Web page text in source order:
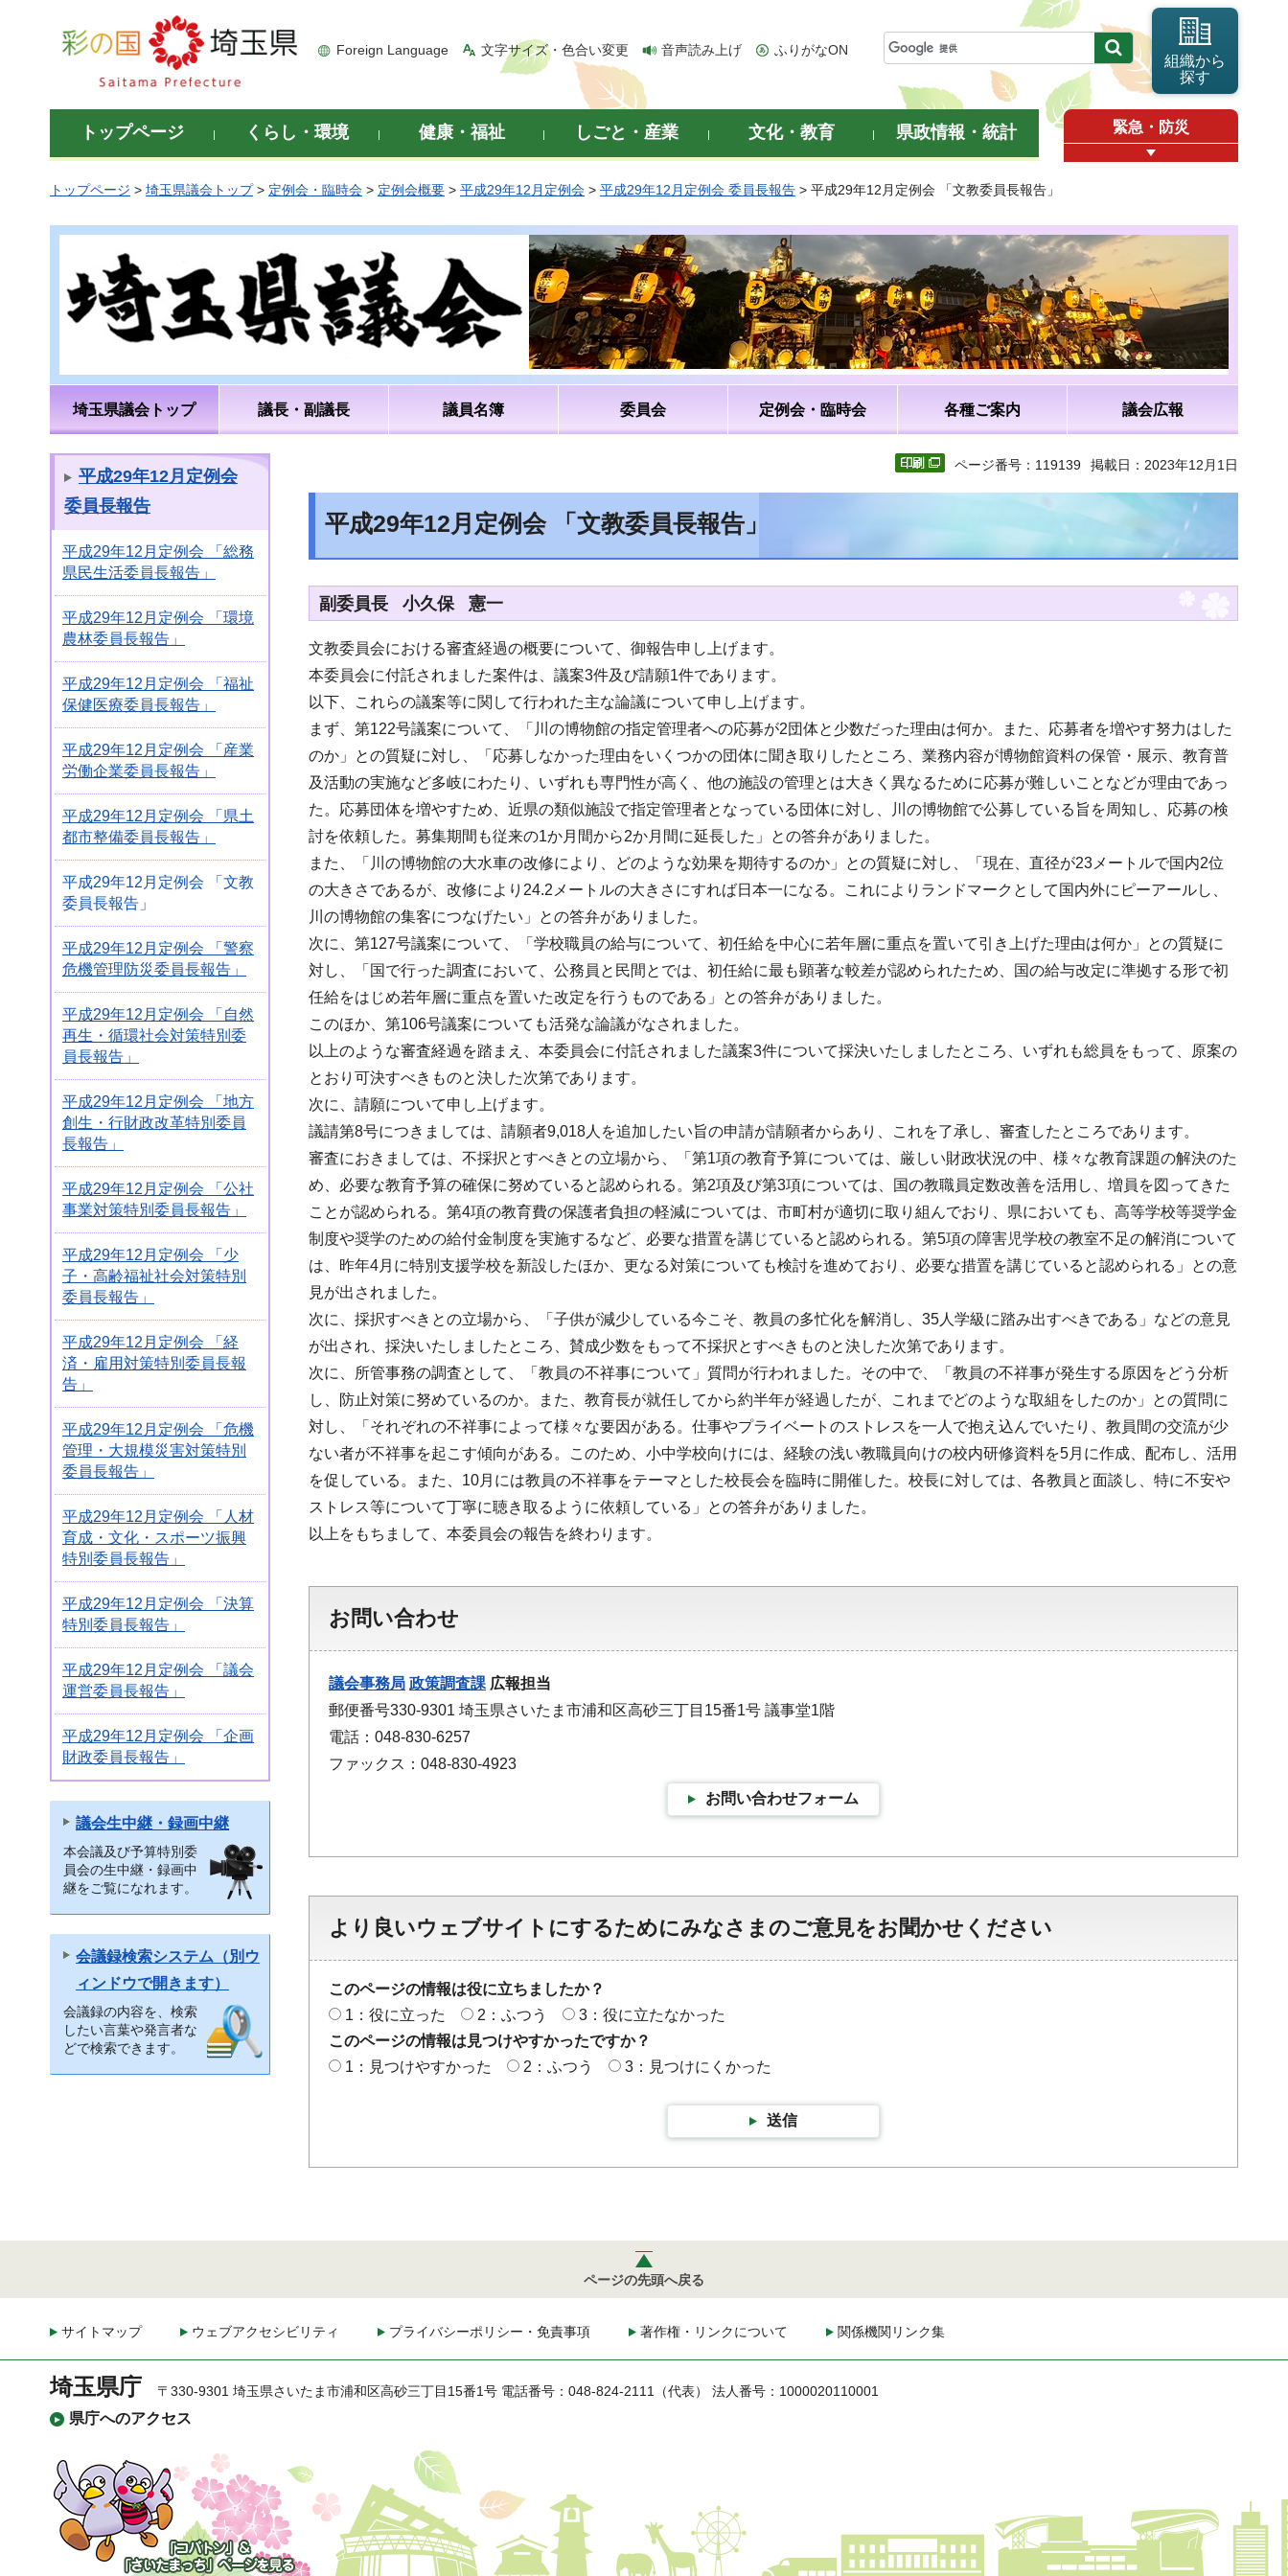
彩の国 埼玉県
Foreign Language 文字サイズ・色合い変更 音声読み上げ ふりがなON
組織から
探す
トップページ くらし・環境 健康・福祉 しごと・産業 文化・教育 県政情報・統計 緊急・防災
トップページ > 埼玉県議会トップ> 定例会・臨時会 > 定例会概要 > 平成29年12月定例会 > 平成29年12月定例会 委員長報告 > 平成29年12月定例会 「文教委員長報告」
埼玉県議会トップ 議長・副議長 議員名簿 委員会 定例会・臨時会 各種ご案内 議会広報
平成29年12月定例会
委員長報告
平成29年12月定例会 「総務
県民生活委員長報告」
平成29年12月定例会 「環境
農林委員長報告」
平成29年12月定例会 「福祉
保健医療委員長報告」
平成29年12月定例会 「産業
労働企業委員長報告」
平成29年12月定例会 「県土
都市整備委員長報告」
平成29年12月定例会 「文教
委員長報告」
平成29年12月定例会 「警察
危機管理防災委員長報告」
平成29年12月定例会 「自然
再生・循環社会対策特別委
員長報告」
平成29年12月定例会 「地方
創生・行財政改革特別委員
長報告」
平成29年12月定例会 「公社
事業対策特別委員長報告」
平成29年12月定例会 「少
子・高齢福祉社会対策特別
委員長報告」
平成29年12月定例会 「経
済・雇用対策特別委員長報
告」
平成29年12月定例会 「危機
管理・大規模災害対策特別
委員長報告」
平成29年12月定例会 「人材
育成・文化・スポーツ振興
特別委員長報告」
平成29年12月定例会 「決算
特別委員長報告」
平成29年12月定例会 「議会
運営委員長報告」
平成29年12月定例会 「企画
財政委員長報告」
議会生中継・録画中継
本会議及び予算特別委
員会の生中継・録画中
継をご覧になれます。
会議録検索システム（別ウ
ィンドウで開きます）
会議録の内容を、検索
したい言葉や発言者な
どで検索できます。
ページ番号：119139 掲載日：2023年12月1日
平成29年12月定例会 「文教委員長報告」
副委員長 小久保 憲一
文教委員会における審査経過の概要について、御報告申し上げます。
本委員会に付託されました案件は、議案3件及び請願1件であります。
以下、これらの議案等に関して行われた主な論議について申し上げます。
まず、第122号議案について、「川の博物館の指定管理者への応募が2団体と少数だった理由は何か。また、応募者を増やす努力はした
のか」との質疑に対し、「応募しなかった理由をいくつかの団体に聞き取りしたところ、業務内容が博物館資料の保管・展示、教育普
及活動の実施など多岐にわたり、いずれも専門性が高く、他の施設の管理とは大きく異なるために応募が難しいことなどが理由であっ
た。応募団体を増やすため、近県の類似施設で指定管理者となっている団体に対し、川の博物館で公募している旨を周知し、応募の検
討を依頼した。募集期間も従来の1か月間から2か月間に延長した」との答弁がありました。
また、「川の博物館の大水車の改修により、どのような効果を期待するのか」との質疑に対し、「現在、直径が23メートルで国内2位
の大きさであるが、改修により24.2メートルの大きさにすれば日本一になる。これによりランドマークとして国内外にピーアールし、
川の博物館の集客につなげたい」との答弁がありました。
次に、第127号議案について、「学校職員の給与について、初任給を中心に若年層に重点を置いて引き上げた理由は何か」との質疑に
対し、「国で行った調査において、公務員と民間とでは、初任給に最も顕著な較差が認められたため、国の給与改定に準拠する形で初
任給をはじめ若年層に重点を置いた改定を行うものである」との答弁がありました。
このほか、第106号議案についても活発な論議がなされました。
以上のような審査経過を踏まえ、本委員会に付託されました議案3件について採決いたしましたところ、いずれも総員をもって、原案の
とおり可決すべきものと決した次第であります。
次に、請願について申し上げます。
議請第8号につきましては、請願者9,018人を追加したい旨の申請が請願者からあり、これを了承し、審査したところであります。
審査におきましては、不採択とすべきとの立場から、「第1項の教育予算については、厳しい財政状況の中、様々な教育課題の解決のた
め、必要な教育予算の確保に努めていると認められる。第2項及び第3項については、国の教職員定数改善を活用し、増員を図ってきた
ことが認められる。第4項の教育費の保護者負担の軽減については、市町村が適切に取り組んでおり、県においても、高等学校等奨学金
制度や奨学のための給付金制度を実施するなど、必要な措置を講じていると認められる。第5項の障害児学校の教室不足の解消について
は、昨年4月に特別支援学校を新設したほか、更なる対策についても検討を進めており、必要な措置を講じていると認められる」との意
見が出されました。
次に、採択すべきとの立場から、「子供が減少している今こそ、教員の多忙化を解消し、35人学級に踏み出すべきである」などの意見
が出され、採決いたしましたところ、賛成少数をもって不採択とすべきものと決した次第であります。
次に、所管事務の調査として、「教員の不祥事について」質問が行われました。その中で、「教員の不祥事が発生する原因をどう分析
し、防止対策に努めているのか。また、教育長が就任してから約半年が経過したが、これまでどのような取組をしたのか」との質問に
対し、「それぞれの不祥事によって様々な要因がある。仕事やプライベートのストレスを一人で抱え込んでいたり、教員間の交流が少
ない者が不祥事を起こす傾向がある。このため、小中学校向けには、経験の浅い教職員向けの校内研修資料を5月に作成、配布し、活用
を促している。また、10月には教員の不祥事をテーマとした校長会を臨時に開催した。校長に対しては、各教員と面談し、特に不安や
ストレス等について丁寧に聴き取るように依頼している」との答弁がありました。
以上をもちまして、本委員会の報告を終わります。
お問い合わせ
議会事務局 政策調査課 広報担当
郵便番号330-9301 埼玉県さいたま市浦和区高砂三丁目15番1号 議事堂1階
電話：048-830-6257
ファックス：048-830-4923
お問い合わせフォーム
より良いウェブサイトにするためにみなさまのご意見をお聞かせください
このページの情報は役に立ちましたか？
1：役に立った
2：ふつう
3：役に立たなかった
このページの情報は見つけやすかったですか？
1：見つけやすかった
2：ふつう 3：見つけにくかった
送信
ページの先頭へ戻る
サイトマップ ウェブアクセシビリティ プライバシーポリシー・免責事項 著作権・リンクについて 関係機関リンク集
埼玉県庁
県庁へのアクセス
〒330-9301 埼玉県さいたま市浦和区高砂三丁目15番1号 電話番号：048-824-2111（代表） 法人番号：1000020110001
「コバトン」&「さいた